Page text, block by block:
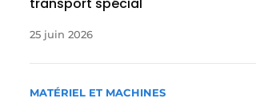
25 juin 2026
MATÉRIEL ET MACHINES